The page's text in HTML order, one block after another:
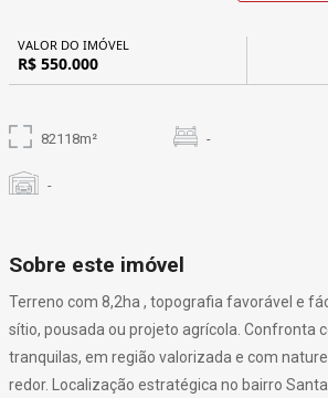
VALOR DO IMÓVEL
R$ 550.000
82118m² -
-
Sobre este imóvel
Terreno com 8,2ha , topografia favorável e
sítio, pousada ou projeto agrícola. Confronta
tranquilas, em região valorizada e com
redor. Localização estratégica no bairro